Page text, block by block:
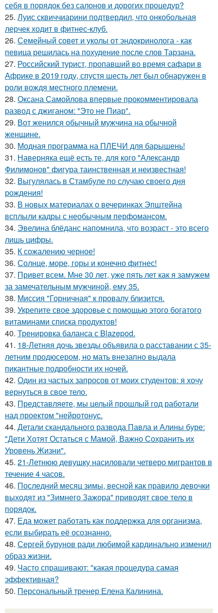
себя в порядок без салонов и дорогих процедур?
25. Луис сквиччиарини подтвердил, что онкобольная
лерчек ходит в фитнес-клуб.
26. Семейный совет и уколы от эндокринолога - как
певица решилась на похудение после слов Тарзана.
27. Российский турист, пропавший во время сафари в
Африке в 2019 году, спустя шесть лет был обнаружен в
роли вождя местного племени.
28. Оксана Самойлова впервые прокомментировала
развод с джиганом: "Это не Пиар".
29. Вот женился обычный мужчина на обычной
женщине.
30. Модная программа на ПЛЕЧИ для барышень!
31. Наверняка ещё есть те, для кого "Александр
Филимонов" фигура таинственная и неизвестная!
32. Выгулялась в Стамбуле по случаю своего дня
рождения!
33. В новых материалах о вечеринках Эпштейна
всплыли кадры с необычным перфомансом.
34. Эвелина блёданс напомнила, что возраст - это всего
лишь цифры.
35. К сожалению черное!
36. Солнце, море, горы и конечно фитнес!
37. Привет всем. Мне 30 лет, уже пять лет как я замужем
за замечательным мужчиной, ему 35.
38. Миссия "Горничная" к провалу близится.
39. Укрепите свое здоровье с помощью этого богатого
витаминами списка продуктов!
40. Тренировка баланса с Blazepod.
41. 18-Летняя дочь звезды объявила о расставании с 35-
летним продюсером, но мать внезапно выдала
пикантные подробности их ночей.
42. Один из частых запросов от моих студентов: я хочу
вернуться в свое тело.
43. Представляете, мы целый прошлый год работали
над проектом "нейротонус.
44. Детали скандального развода Павла и Алины буре:
"Дети Хотят Остаться с Мамой, Важно Сохранить их
Уровень Жизни".
45. 21-Летнюю девушку насиловали четверо мигрантов в
течение 4 часов.
46. Последний месяц зимы, весной как правило девочки
выходят из "Зимнего Зажора" приводят свое тело в
порядок.
47. Еда может работать как поддержка для организма,
если выбирать её осознанно.
48. Сергей бурунов ради любимой кардинально изменил
образ жизни.
49. Часто спрашивают: "какая процедура самая
эффективная?
50. Персональный тренер Елена Калинина.